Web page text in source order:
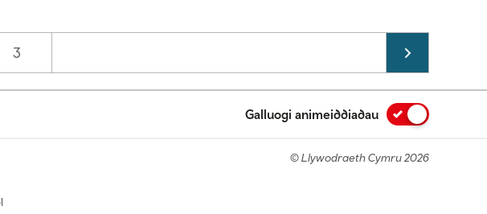
Page
3
Galluogi animeiddiadau
© Llywodraeth Cymru 2026